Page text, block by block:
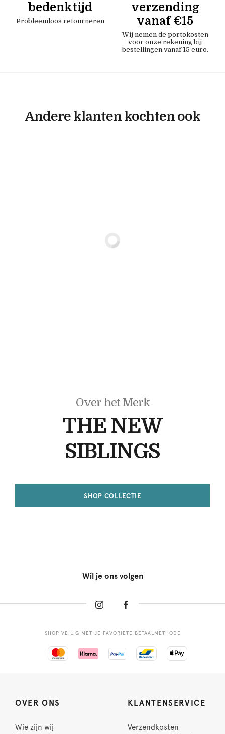
bedenktijd
Probleemloos retourneren
verzending
vanaf €15
Wij nemen de portokosten
voor onze rekening bij
bestellingen vanaf 15 euro.
Andere klanten kochten ook
Over het Merk
THE NEW
SIBLINGS
SHOP COLLECTIE
Wil je ons volgen
SHOP VEILIG MET JE FAVORIETE BETAALMETHODE
OVER ONS
Wie zijn wij
KLANTENSERVICE
Verzendkosten